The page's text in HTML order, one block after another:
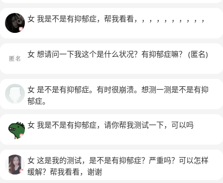
女 我是不是有抑郁症，帮我看看，，，，，，，，，，
女 想请问一下我这个是什么状况？有抑郁症嘛？ (匿名)
女 是不是有抑郁症。有时很崩溃。想测一测是不是有抑
郁症。
女 我是不是有抑郁症，请你帮我测试一下，可以吗
女 这是我的测试，是不是有抑郁症？严重吗？可以怎样
缓解？帮我看看，谢谢